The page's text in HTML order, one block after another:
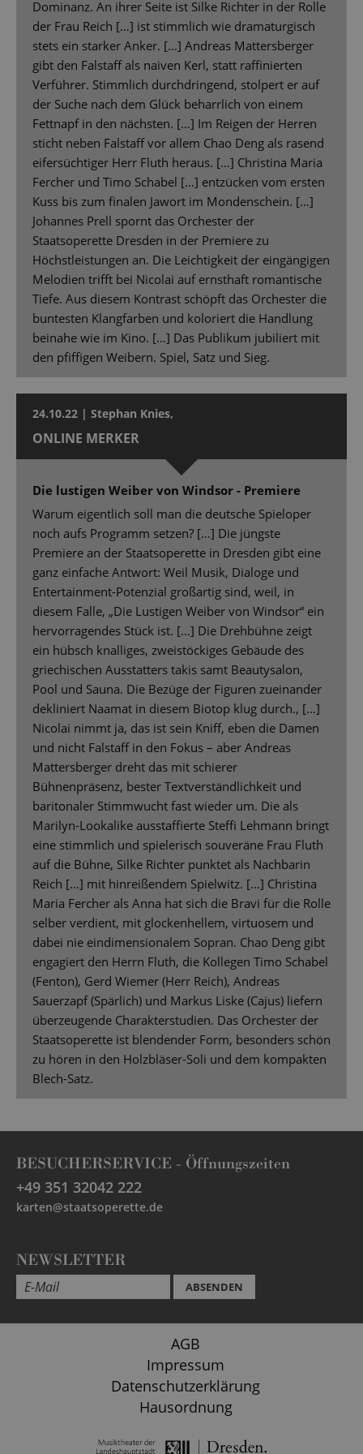
Dominanz. An ihrer Seite ist Silke Richter in der Rolle
der Frau Reich […] ist stimmlich wie dramaturgisch
stets ein starker Anker. […] Andreas Mattersberger
gibt den Falstaff als naiven Kerl, statt raffinierten
Verführer. Stimmlich durchdringend, stolpert er auf
der Suche nach dem Glück beharrlich von einem
Fettnapf in den nächsten. […] Im Reigen der Herren
sticht neben Falstaff vor allem Chao Deng als rasend
eifersüchtiger Herr Fluth heraus. […] Christina Maria
Fercher und Timo Schabel […] entzücken vom ersten
Kuss bis zum finalen Jawort im Mondenschein. […]
Johannes Prell spornt das Orchester der
Staatsoperette Dresden in der Premiere zu
Höchstleistungen an. Die Leichtigkeit der eingängigen
Melodien trifft bei Nicolai auf ernsthaft romantische
Tiefe. Aus diesem Kontrast schöpft das Orchester die
buntesten Klangfarben und koloriert die Handlung
beinahe wie im Kino. […] Das Publikum jubiliert mit
den pfiffigen Weibern. Spiel, Satz und Sieg.
24.10.22 | Stephan Knies,
ONLINE MERKER
Die lustigen Weiber von Windsor - Premiere
Warum eigentlich soll man die deutsche Spieloper
noch aufs Programm setzen? […] Die jüngste
Premiere an der Staatsoperette in Dresden gibt eine
ganz einfache Antwort: Weil Musik, Dialoge und
Entertainment-Potenzial großartig sind, weil, in
diesem Falle, „Die Lustigen Weiber von Windsor“ ein
hervorragendes Stück ist. […] Die Drehbühne zeigt
ein hübsch knalliges, zweistöckiges Gebäude des
griechischen Ausstatters takis samt Beautysalon,
Pool und Sauna. Die Bezüge der Figuren zueinander
dekliniert Naamat in diesem Biotop klug durch., […]
Nicolai nimmt ja, das ist sein Kniff, eben die Damen
und nicht Falstaff in den Fokus – aber Andreas
Mattersberger dreht das mit schierer
Bühnenpräsenz, bester Textverständlichkeit und
baritonaler Stimmwucht fast wieder um. Die als
Marilyn-Lookalike ausstaffierte Steffi Lehmann bringt
eine stimmlich und spielerisch souveräne Frau Fluth
auf die Bühne, Silke Richter punktet als Nachbarin
Reich […] mit hinreißendem Spielwitz. [...] Christina
Maria Fercher als Anna hat sich die Bravi für die Rolle
selber verdient, mit glockenhellem, virtuosem und
dabei nie eindimensionalem Sopran. Chao Deng gibt
engagiert den Herrn Fluth, die Kollegen Timo Schabel
(Fenton), Gerd Wiemer (Herr Reich), Andreas
Sauerzapf (Spärlich) und Markus Liske (Cajus) liefern
überzeugende Charakterstudien. Das Orchester der
Staatsoperette ist blendender Form, besonders schön
zu hören in den Holzbläser-Soli und dem kompakten
Blech-Satz.
BESUCHERSERVICE - Öffnungszeiten
+49 351 32042 222
karten@staatsoperette.de
NEWSLETTER
ABSENDEN
AGB
Impressum
Datenschutzerklärung
Hausordnung